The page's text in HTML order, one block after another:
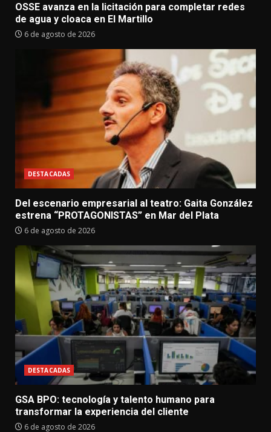
OSSE avanza en la licitación para completar redes
de agua y cloaca en El Martillo
6 de agosto de 2026
DESTACADAS
Del escenario empresarial al teatro: Gaita González
estrena “PROTAGONISTAS” en Mar del Plata
6 de agosto de 2026
DESTACADAS
GSA BPO: tecnología y talento humano para
transformar la experiencia del cliente
6 de agosto de 2026